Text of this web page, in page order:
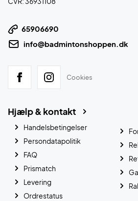
65906690
info@badmintonshoppen.dk
Cookies
Hjælp & kontakt
Handelsbetingelser
Persondatapolitik
FAQ
Prismatch
Levering
Ordrestatus